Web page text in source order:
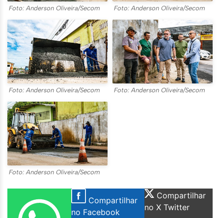
Foto: Anderson Oliveira/Secom Foto: Anderson Oliveira/Secom
Foto: Anderson Oliveira/Secom Foto: Anderson Oliveira/Secom
Foto: Anderson Oliveira/Secom
Compartilhar
no Facebook
Compartilhar
no X Twitter